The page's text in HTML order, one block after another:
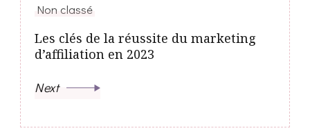
Non classé
Les clés de la réussite du marketing
d’affiliation en 2023
Next